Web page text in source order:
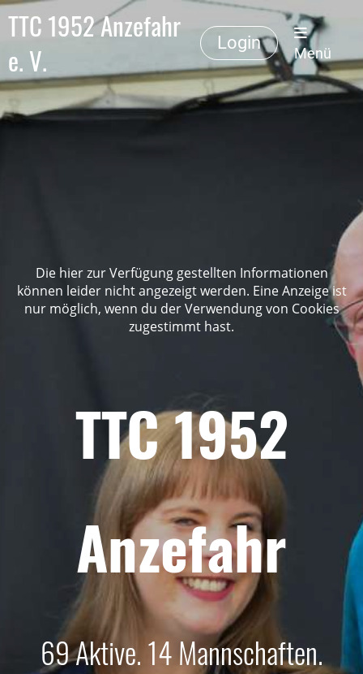
TTC 1952 Anzefahr
e. V.
Login
Menü
Die hier zur Verfügung gestellten Informationen
können leider nicht angezeigt werden. Eine Anzeige ist
nur möglich, wenn du der Verwendung von Cookies
zugestimmt hast.
TTC 1952
Anzefahr
69 Aktive. 14 Mannschaften.